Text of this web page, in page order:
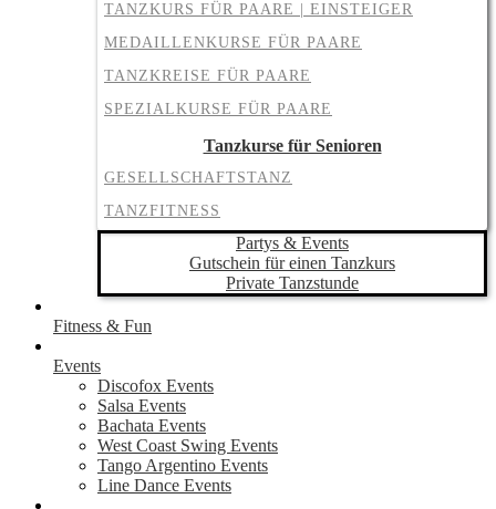
TANZKURS FÜR PAARE | EINSTEIGER
MEDAILLENKURSE FÜR PAARE
TANZKREISE FÜR PAARE
SPEZIALKURSE FÜR PAARE
Tanzkurse für Senioren
GESELLSCHAFTSTANZ
TANZFITNESS
Partys & Events
Gutschein für einen Tanzkurs
Private Tanzstunde
Fitness & Fun
Events
Discofox Events
Salsa Events
Bachata Events
West Coast Swing Events
Tango Argentino Events
Line Dance Events